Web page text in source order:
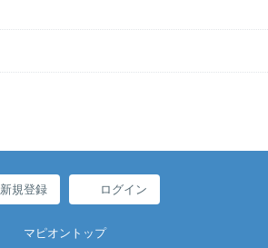
新規登録 ログイン
マピオントップ